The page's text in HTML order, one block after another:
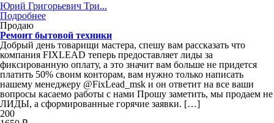
Юрий Григорьевич Три...
Подробнее
Продаю
Ремонт бытовой техники
Добрый день товарищи мастера, спешу вам рассказать что
компания FIXLEAD теперь предоставляет лиды за
фиксированную оплату, а это значит вам больше не придется
платить 50% своим конторам, вам нужно только написать
нашему менеджеру @FixLead_msk и он ответит на все ваши
вопросы касаемо работы с нами Прошу заметить, мы продаем не
ЛИДЫ, а сформированные горячие заявки. […]
200